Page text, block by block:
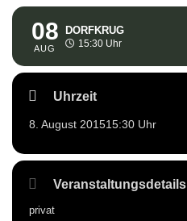
08
AUG
DORFKRUG
15:30 Uhr
Uhrzeit
8. August 201515:30 Uhr
Veranstaltungsdetails
privat